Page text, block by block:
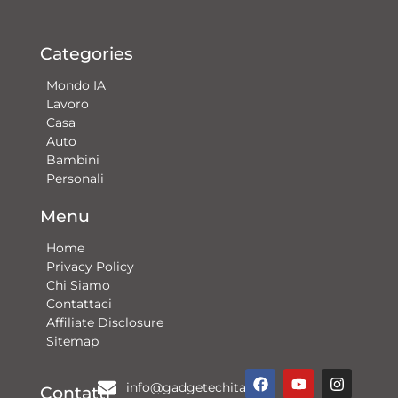
Categories
Mondo IA
Lavoro
Casa
Auto
Bambini
Personali
Menu
Home
Privacy Policy
Chi Siamo
Contattaci​
Affiliate Disclosure
Sitemap
Contatti info@gadgetechitalia.it
F
a
Y
o
I
n
G
o